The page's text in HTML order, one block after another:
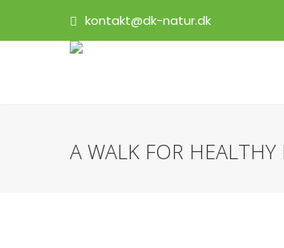
kontakt@dk-natur.dk
A WALK FOR